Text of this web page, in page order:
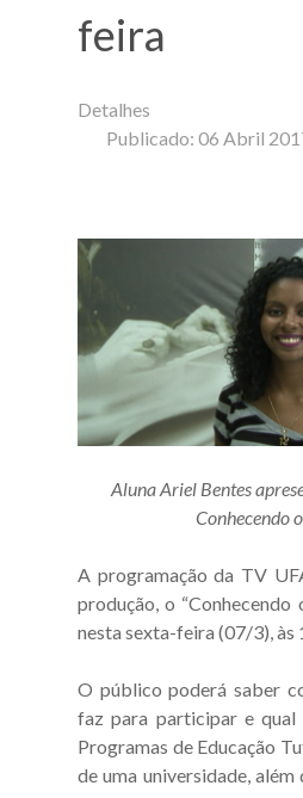
feira
Detalhes
Publicado: 06 Abril
Aluna Ariel Bentes
Conhecendo
A programação da TV
produção, o “Conhecendo
nesta sexta-feira (07/3), às
O público poderá saber
faz para participar e qual
Programas de Educação
de uma universidade,